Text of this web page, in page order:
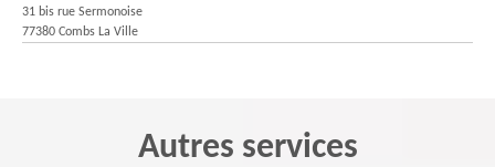
31 bis rue Sermonoise
77380 Combs La Ville
Autres services